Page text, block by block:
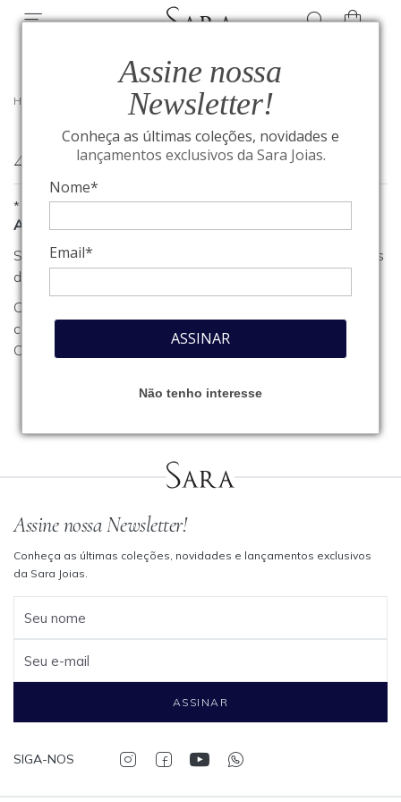
Assine nossa
Newsletter!
Conheça as últimas coleções, novidades e
lançamentos exclusivos da Sara Joias.
Nome*
Email*
ASSINAR
Não tenho interesse
HOME
404
*
A página que você procura não foi encontrada
Se você estava procurando algum produto, clique em um dos
departamentos ou seções no menu acima.
Caso necessite de outro tipo de informação, entre em
contato com o nosso atendimento através do nosso
Conosco
Assine nossa Newsletter!
Conheça as últimas coleções, novidades e lançamentos exclusivos
da Sara Joias.
Seu nome
Seu e-mail
ASSINAR
SIGA-NOS